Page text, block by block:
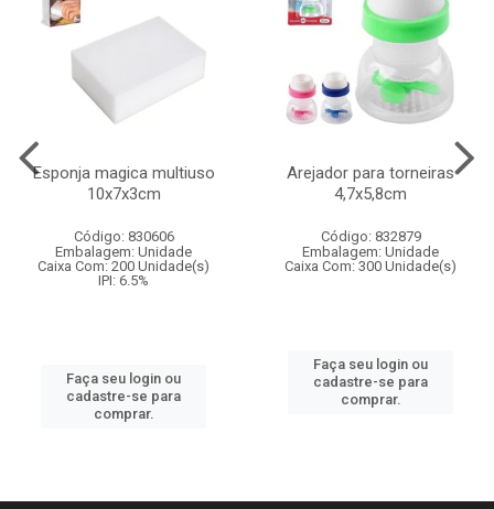
Esponja magica multiuso
10x7x3cm
Código: 830606
Embalagem: Unidade
Caixa Com: 200 Unidade(s)
IPI: 6.5%
Faça seu login ou
cadastre-se para
comprar.
Arejador para torneiras
4,7x5,8cm
Código: 832879
Embalagem: Unidade
Caixa Com: 300 Unidade(s)
Faça seu login ou
cadastre-se para
comprar.